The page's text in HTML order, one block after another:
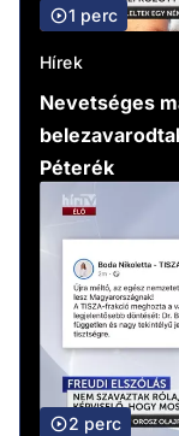
1 perc
Hírek
Nevetséges
Péterék
2 perc